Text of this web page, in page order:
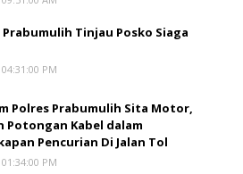
Tinjau Posko Siaga
PM
Polres Prabumulih Sita Motor,
Potongan Kabel dalam
Pencurian Di Jalan Tol
PM